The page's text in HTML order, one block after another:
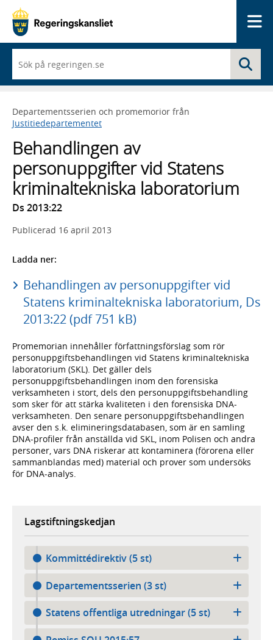
du
börjar
skriva
framträder
en
med
sökförslag
Departementsserien och promemorior från
Justitiedepartementet
Behandlingen av
personuppgifter vid Statens
kriminaltekniska laboratorium
Ds 2013:22
Publicerad 16 april 2013
Ladda ner:
Behandlingen av personuppgifter vid
Statens kriminaltekniska laboratorium, Ds
2013:22 (pdf 751 kB)
Promemorian innehåller författningsförslag som rör
personuppgiftsbehandlingen vid Statens kriminaltekniska
laboratorium (SKL). Det gäller dels
personuppgiftsbehandlingen inom den forensiska
verksamheten i stort, dels den personuppgiftsbehandling
som sker för att stärka kvaliteten i den forensiska DNA-
verksamheten. Den senare personuppgiftsbehandlingen
avser den s.k. elimineringsdatabasen, som är en samling
DNA-profiler från anställda vid SKL, inom Polisen och andra
personer, vars DNA riskerar att kontaminera (förorena eller
sammanblandas med) material och prover som undersöks
för DNA-analys.
Lagstiftningskedjan
Kommittédirektiv (5 st)
Departementsserien (3 st)
Statens offentliga utredningar (5 st)